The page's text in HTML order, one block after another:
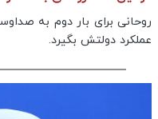
روحانی برای بار دوم به
عملکرد دولتش بگیرد.